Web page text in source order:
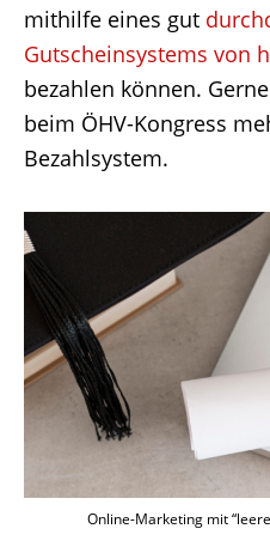
mithilfe eines gut
Gutscheinsystems von
bezahlen können.
beim ÖHV-Kongress
Bezahlsystem.
Online-Marketing mit